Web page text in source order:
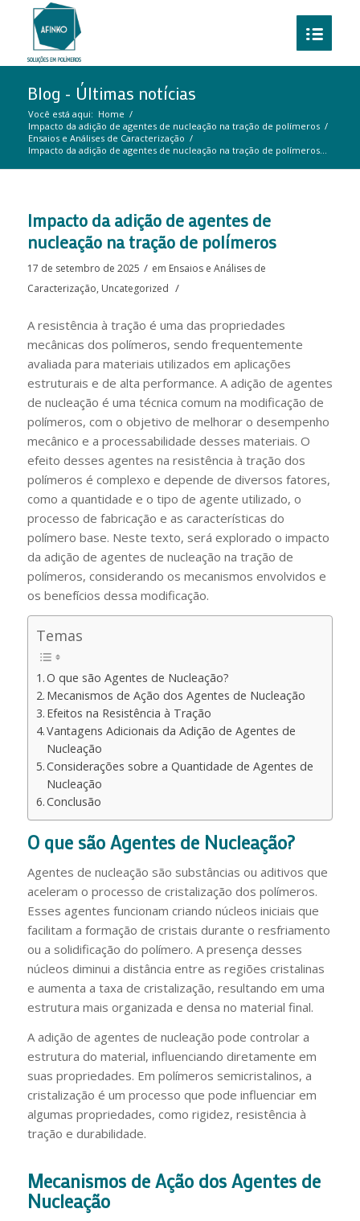
Blog - Últimas notícias
Você está aqui: Home /
Impacto da adição de agentes de nucleação na tração de polímeros /
Ensaios e Análises de Caracterização /
Impacto da adição de agentes de nucleação na tração de polímeros...
Impacto da adição de agentes de
nucleação na tração de polímeros
17 de setembro de 2025 / em Ensaios e Análises de
Caracterização, Uncategorized /
A resistência à tração é uma das propriedades
mecânicas dos polímeros, sendo frequentemente
avaliada para materiais utilizados em aplicações
estruturais e de alta performance. A adição de agentes
de nucleação é uma técnica comum na modificação de
polímeros, com o objetivo de melhorar o desempenho
mecânico e a processabilidade desses materiais. O
efeito desses agentes na resistência à tração dos
polímeros é complexo e depende de diversos fatores,
como a quantidade e o tipo de agente utilizado, o
processo de fabricação e as características do
polímero base. Neste texto, será explorado o impacto
da adição de agentes de nucleação na tração de
polímeros, considerando os mecanismos envolvidos e
os benefícios dessa modificação.
Temas
O que são Agentes de Nucleação?
Mecanismos de Ação dos Agentes de Nucleação
Efeitos na Resistência à Tração
Vantagens Adicionais da Adição de Agentes de
Nucleação
Considerações sobre a Quantidade de Agentes de
Nucleação
Conclusão
O que são Agentes de Nucleação?
Agentes de nucleação são substâncias ou aditivos que
aceleram o processo de cristalização dos polímeros.
Esses agentes funcionam criando núcleos iniciais que
facilitam a formação de cristais durante o resfriamento
ou a solidificação do polímero. A presença desses
núcleos diminui a distância entre as regiões cristalinas
e aumenta a taxa de cristalização, resultando em uma
estrutura mais organizada e densa no material final.
A adição de agentes de nucleação pode controlar a
estrutura do material, influenciando diretamente em
suas propriedades. Em polímeros semicristalinos, a
cristalização é um processo que pode influenciar em
algumas propriedades, como rigidez, resistência à
tração e durabilidade.
Mecanismos de Ação dos Agentes de
Nucleação